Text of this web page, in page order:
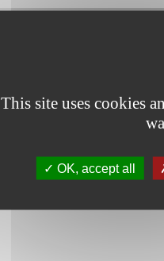
This site uses cookies
OK, accept all